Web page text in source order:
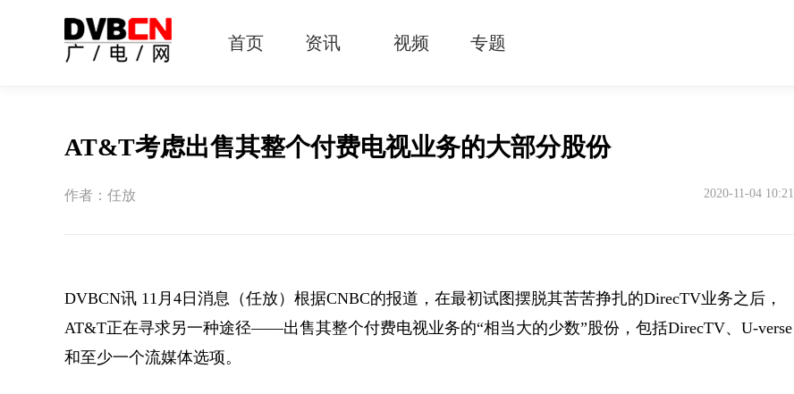
首页 资讯 视频 专题
AT&T考虑出售其整个付费电视业务的大部分股份
作者：任放 2020-11-04 10:21
DVBCN讯 11月4日消息（任放）根据CNBC的报道，在最初试图摆脱其苦苦挣扎的DirecTV业务之后，
AT&T正在寻求另一种途径——出售其整个付费电视业务的“相当大的少数”股份，包括DirecTV、U-verse
和至少一个流媒体选项。